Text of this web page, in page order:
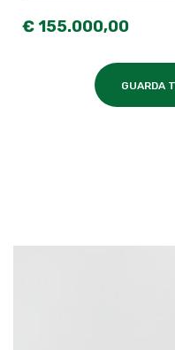
€ 155.000,00
GUARDA